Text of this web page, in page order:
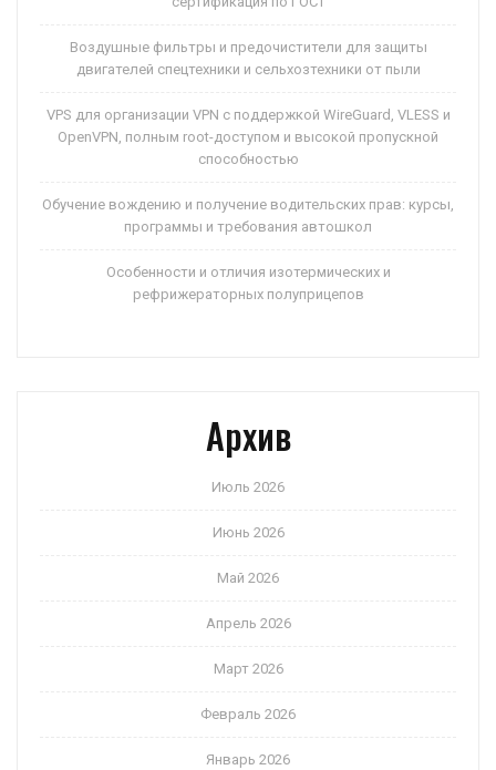
Воздушные фильтры и предочистители для защиты
двигателей спецтехники и сельхозтехники от пыли
VPS для организации VPN с поддержкой WireGuard, VLESS и
OpenVPN, полным root-доступом и высокой пропускной
способностью
Обучение вождению и получение водительских прав: курсы,
программы и требования автошкол
Особенности и отличия изотермических и
рефрижераторных полуприцепов
Архив
Июль 2026
Июнь 2026
Май 2026
Апрель 2026
Март 2026
Февраль 2026
Январь 2026